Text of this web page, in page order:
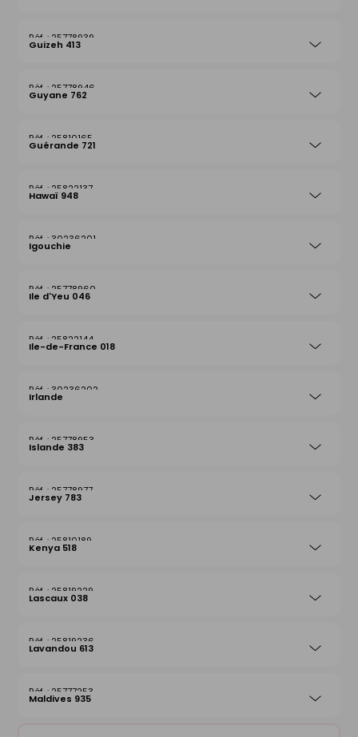
25778939
Guizeh 413
25778946
Guyane 762
25810165
Guérande 721
25822137
Hawaï 948
30236201
Igouchie
25778960
Ile d'Yeu 046
25822144
Ile-de-France 018
30236202
Irlande
25778953
Islande 383
25778977
Jersey 783
25810189
Kenya 518
25819229
Lascaux 038
25819236
Lavandou 613
25777253
Maldives 935